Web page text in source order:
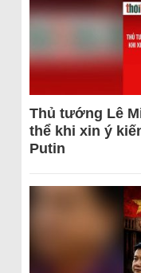
Thủ tướng Lê
thể khi xin ý
Putin